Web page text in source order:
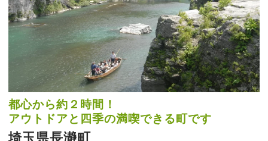
都心から約２時間！
アウトドアと四季の満喫できる町です
埼玉県長瀞町